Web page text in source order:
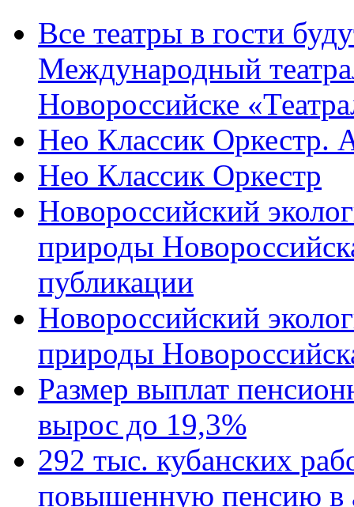
Все театры в гости
Международный
Новороссийске
Нео Классик Оркестр.
Нео Классик Оркестр
Новороссийский
природы
публикации
Новороссийский
природы
Размер выплат
вырос до 19,3%
292 тыс. кубанских
повышенную пенсию в